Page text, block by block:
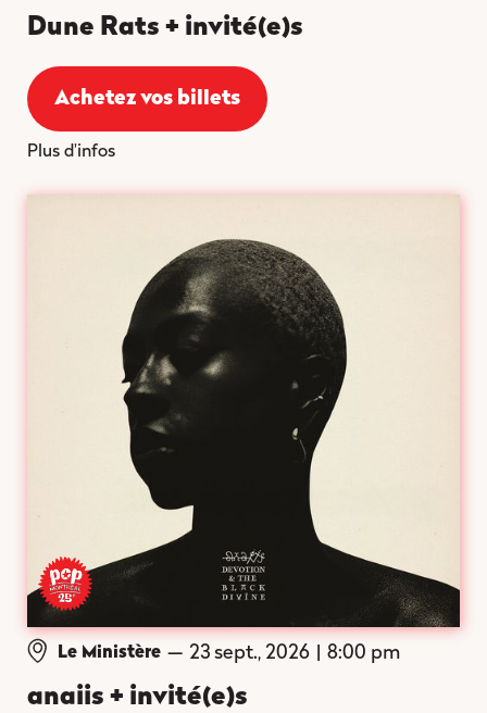
Dune Rats + invité(e)s
Achetez vos billets
Plus d'infos
Le Ministère — 23 sept., 2026 8:00 pm
anaiis + invité(e)s